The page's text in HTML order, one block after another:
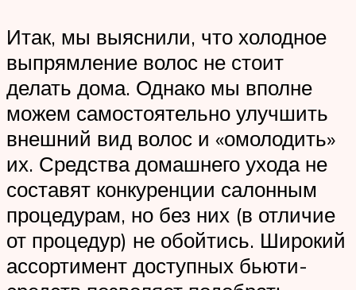
Итак, мы выяснили, что холодное
выпрямление волос не стоит
делать дома. Однако мы вполне
можем самостоятельно улучшить
внешний вид волос и «омолодить»
их. Средства домашнего ухода не
составят конкуренции салонным
процедурам, но без них (в отличие
от процедур) не обойтись. Широкий
ассортимент доступных бьюти-